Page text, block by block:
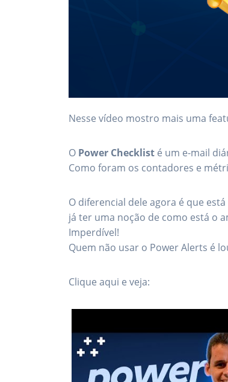
Nesse vídeo mostro mais uma
O Power Checklist é um e-mail
Como foram os contadores e
O diferencial dele agora é que
já ter uma noção de como está o
Imperdível!
Quem não usar o Power Alerts é
Clique aqui e veja: